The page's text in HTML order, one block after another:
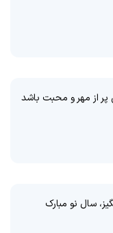
پر از مهر و محبت باشد
سال نو مبارک